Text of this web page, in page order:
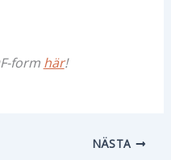
form här!
NÄSTA